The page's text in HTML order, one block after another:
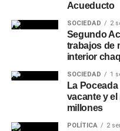
Acueducto
SOCIEDAD 2
Segundo
trabajos de
interior
SOCIEDAD 1
La
vacante y
millones
POLÍTICA 2